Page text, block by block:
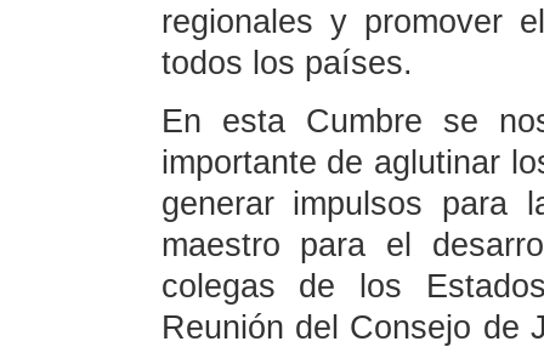
regionales y promover
todos los países.
En esta Cumbre se
importante de aglutinar
generar impulsos para
maestro para el
colegas de los
Reunión del Consejo de